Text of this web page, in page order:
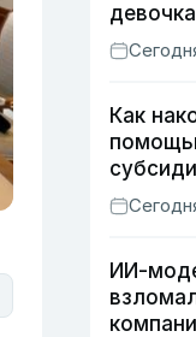
девочка
Как
ИИ-